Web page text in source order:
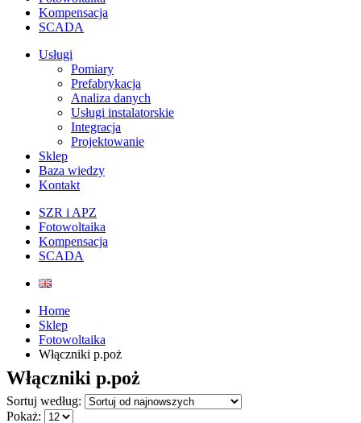
Kompensacja
SCADA
Usługi
Pomiary
Prefabrykacja
Analiza danych
Usługi instalatorskie
Integracja
Projektowanie
Sklep
Baza wiedzy
Kontakt
SZR i APZ
Fotowoltaika
Kompensacja
SCADA
Home
Sklep
Fotowoltaika
Włączniki p.poż
Włączniki p.poż
Sortuj według:
Pokaż: